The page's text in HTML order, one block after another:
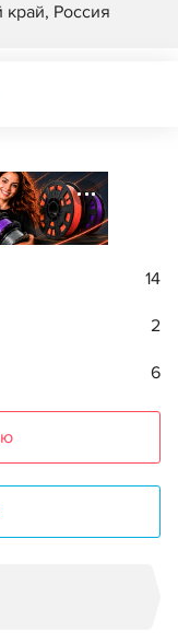
край, Россия
14
2
6